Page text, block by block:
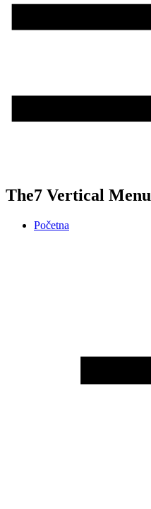
The7 Vertical Menu
Početna